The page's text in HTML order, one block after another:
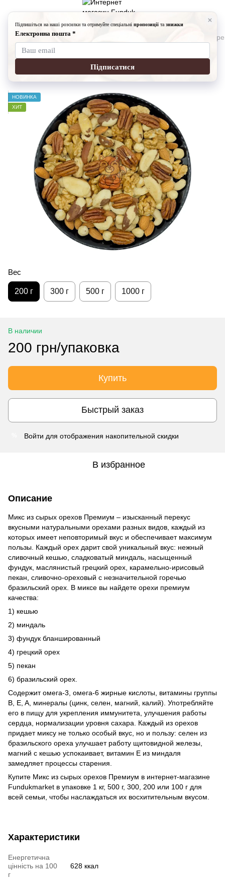
Орешки Орешки Fundukmarket Микс из сырых Орехов
Микс из сырых Орехов (Премиум)
9012211236-200 Оставить отзыв
НОВИНКА
ХИТ
Вес
200 г 300 г 500 г 1000 г
В наличии
200 грн/упаковка
Купить
Быстрый заказ
Войти для отображения накопительной скидки
В избранное
Описание
Микс из сырых орехов Премиум – изысканный перекус
вкусными натуральными орехами разных видов, каждый из
которых имеет неповторимый вкус и обеспечивает максимум
пользы. Каждый орех дарит свой уникальный вкус: нежный
сливочный кешью, сладковатый миндаль, насыщенный
фундук, маслянистый грецкий орех, карамельно-ирисовый
пекан, сливочно-ореховый с незначительной горечью
бразильский орех. В миксе вы найдете орехи премиум
качества:
1) кешью
2) миндаль
3) фундук бланшированный
4) грецкий орех
5) пекан
6) бразильский орех.
Содержит омега-3, омега-6 жирные кислоты, витамины группы
B, E, A, минералы (цинк, селен, магний, калий). Употребляйте
его в пищу для укрепления иммунитета, улучшения работы
сердца, нормализации уровня сахара. Каждый из орехов
придает миксу не только особый вкус, но и пользу: селен из
бразильского ореха улучшает работу щитовидной железы,
магний с кешью успокаивает, витамин E из миндаля
замедляет процессы старения.
Купите Микс из сырых орехов Премиум в интернет-магазине
Fundukmarket в упаковке 1 кг, 500 г, 300, 200 или 100 г для
всей семьи, чтобы наслаждаться их восхитительным вкусом.
Характеристики
Енергетична
цінність на 100
г
628 ккал